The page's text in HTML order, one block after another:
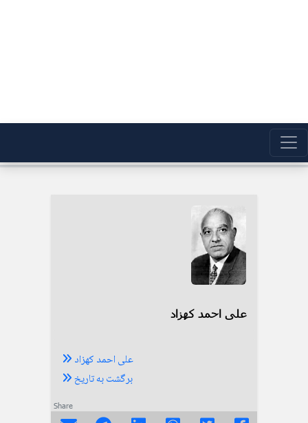
علی احمد کهزاد
علی احمد کهزاد
برگشت به تاریخ
Share